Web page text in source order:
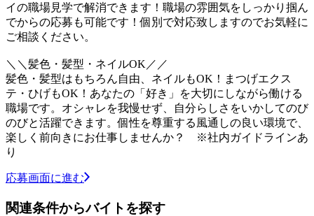
イの職場見学で解消できます！職場の雰囲気をしっかり掴ん
でからの応募も可能です！個別で対応致しますのでお気軽に
ご相談ください。
＼＼髪色・髪型・ネイルOK／／
髪色・髪型はもちろん自由、ネイルもOK！まつげエクス
テ・ひげもOK！あなたの「好き」を大切にしながら働ける
職場です。オシャレを我慢せず、自分らしさをいかしてのび
のびと活躍できます。個性を尊重する風通しの良い環境で、
楽しく前向きにお仕事しませんか？ ※社内ガイドラインあ
り
応募画面に進む
関連条件からバイトを探す